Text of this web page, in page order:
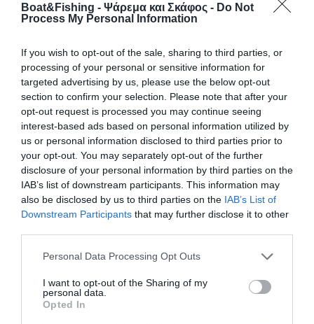
Boat&Fishing - Ψάρεμα και Σκάφος - Do Not
Process My Personal Information
If you wish to opt-out of the sale, sharing to third parties, or
processing of your personal or sensitive information for
targeted advertising by us, please use the below opt-out
section to confirm your selection. Please note that after your
opt-out request is processed you may continue seeing
interest-based ads based on personal information utilized by
us or personal information disclosed to third parties prior to
your opt-out. You may separately opt-out of the further
disclosure of your personal information by third parties on the
IAB’s list of downstream participants. This information may
also be disclosed by us to third parties on the IAB’s List of
Downstream Participants that may further disclose it to other
Personal Data Processing Opt Outs
I want to opt-out of the Sharing of my
personal data.
Opted In
Πρόσκληση: Το Creta Fishing
κόβει την πίτα του 2018 στο
ΨΑΡΟΤΟΥΦΕΚΟ: σεμινάριο
το ψάρεμα του λαβρακιού
το 2018
Στην ΑΝΕΚ LINES η ημερίδα
«Επιλέγω Ναυτιλία»
3ο SUNSET Διεθνές
Τουρνουά Αλιείας από την
2017"
Συνάντηση των μελών